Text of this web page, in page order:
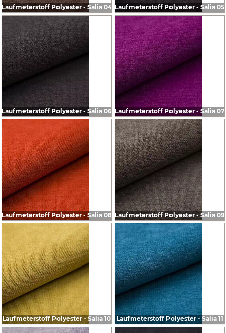
Laufmeterstoff Polyester - Salia 04 Laufmeterstoff Polyester - Salia 05
Laufmeterstoff Polyester - Salia 06 Laufmeterstoff Polyester - Salia 07
Laufmeterstoff Polyester - Salia 08 Laufmeterstoff Polyester - Salia 09
Laufmeterstoff Polyester - Salia 10 Laufmeterstoff Polyester - Salia 11